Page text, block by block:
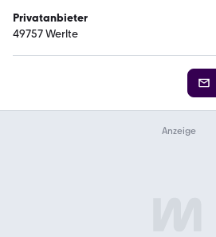
Privatanbieter
49757 Werlte